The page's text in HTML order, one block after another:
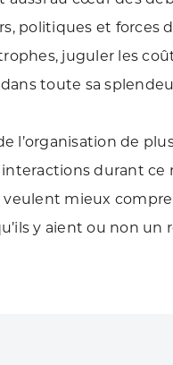
politiques et forces
juguler les
toute sa
l’organisation de
durant
veulent mieux
y aient ou non un